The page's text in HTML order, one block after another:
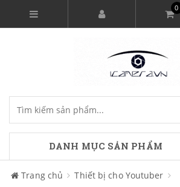
0
DANH MỤC SẢN PHẨM
Trang chủ
Thiết bị cho Youtuber